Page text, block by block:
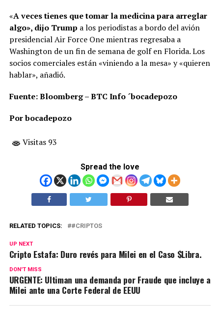
«A veces tienes que tomar la medicina para arreglar
algo», dijo Trump a los periodistas a bordo del avión
presidencial Air Force One mientras regresaba a
Washington de un fin de semana de golf en Florida. Los
socios comerciales están «viniendo a la mesa» y «quieren
hablar», añadió.
Fuente: Bloomberg – BTC Info ´bocadepozo
Por bocadepozo
Visitas 93
Spread the love
RELATED TOPICS: #CRIPTOS
UP NEXT
Cripto Estafa: Duro revés para Milei en el Caso $Libra.
DON'T MISS
URGENTE: Ultiman una demanda por Fraude que incluye a
Milei ante una Corte Federal de EEUU